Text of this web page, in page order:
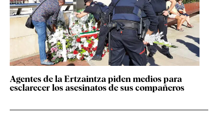
Agentes de la Ertzaintza piden medios para
esclarecer los asesinatos de sus compañeros